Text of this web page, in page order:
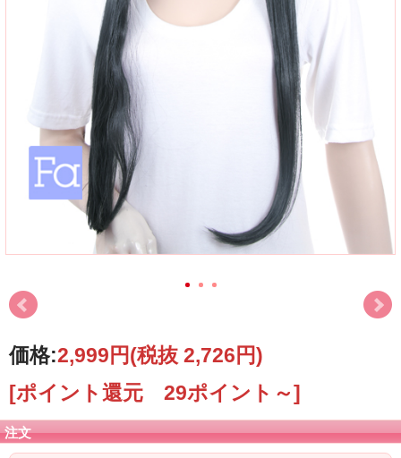
価格:2,999円(税抜 2,726円)
[ポイント還元 29ポイント～]
注文